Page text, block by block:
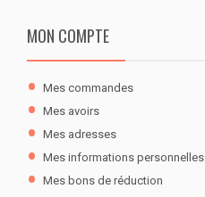
MON COMPTE
Mes commandes
Mes avoirs
Mes adresses
Mes informations personnelles
Mes bons de réduction